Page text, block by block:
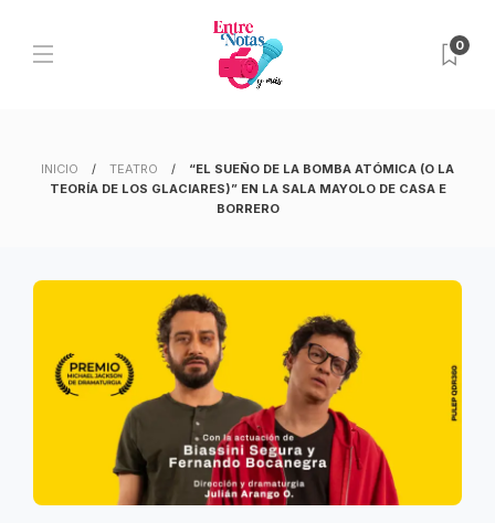
0
INICIO TEATRO
“EL SUEÑO DE LA BOMBA ATÓMICA (O LA
TEORÍA DE LOS GLACIARES)” EN LA SALA MAYOLO DE CASA E
BORRERO